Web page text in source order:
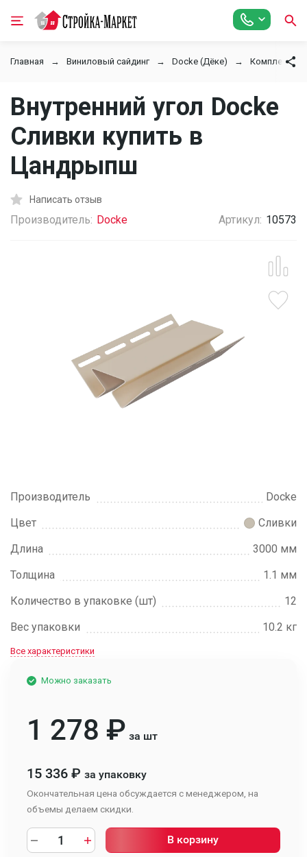
Главная Виниловый сайдинг Docke (Дёке)
Внутренний угол Docke
Сливки купить в
Цандрыпш
Написать отзыв
Производитель: Docke Артикул: 10573
Производитель
Docke
Цвет
Сливки
Длина
3000 мм
Толщина
1.1 мм
Количество в упаковке (шт)
12
Вес упаковки
10.2 кг
Все характеристики
Можно заказать
1 278 ₽ за шт
15 336 ₽ за упаковку
Окончательная цена обсуждается с менеджером, на
объемы делаем скидки.
В корзину